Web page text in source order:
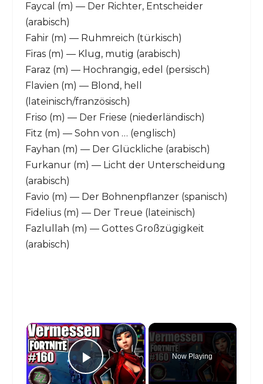
Faycal (m) — Der Richter, Entscheider
(arabisch)
Fahir (m) — Ruhmreich (türkisch)
Firas (m) — Klug, mutig (arabisch)
Faraz (m) — Hochrangig, edel (persisch)
Flavien (m) — Blond, hell
(lateinisch/französisch)
Friso (m) — Der Friese (niederländisch)
Fitz (m) — Sohn von … (englisch)
Fayhan (m) — Der Glückliche (arabisch)
Furkanur (m) — Licht der Unterscheidung
(arabisch)
Favio (m) — Der Bohnenpflanzer (spanisch)
Fidelius (m) — Der Treue (lateinisch)
Fazlullah (m) — Gottes Großzügigkeit
(arabisch)
×
Play Video
Now Playing